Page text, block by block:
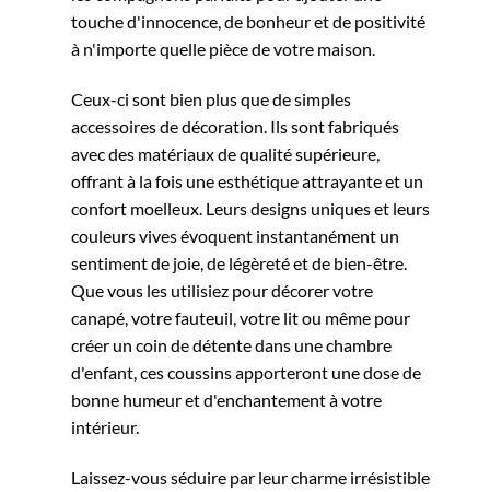
touche d'innocence, de bonheur et de positivité
à n'importe quelle pièce de votre maison.
Ceux-ci sont bien plus que de simples
accessoires de décoration. Ils sont fabriqués
avec des matériaux de qualité supérieure,
offrant à la fois une esthétique attrayante et un
confort moelleux. Leurs designs uniques et leurs
couleurs vives évoquent instantanément un
sentiment de joie, de légèreté et de bien-être.
Que vous les utilisiez pour décorer votre
canapé, votre fauteuil, votre lit ou même pour
créer un coin de détente dans une chambre
d'enfant, ces coussins apporteront une dose de
bonne humeur et d'enchantement à votre
intérieur.
Laissez-vous séduire par leur charme irrésistible